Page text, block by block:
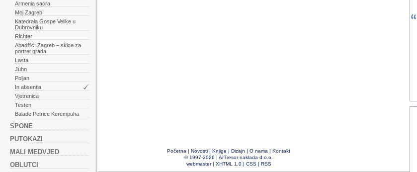
Armenia sacra
Moj Zagreb
Katedrala Gospe Velike u
Dubrovniku
Richter
Abadžić: Zagreb – skice za
portret grada
Lasta
Juhn
Poljan
In absentia
Vjetrenica
Testen
Balade Petrice Kerempuha
SPONE
PUTOKAZI
MALI MEDVJED
OBLUTCI
Početna | Novosti | Knjige | Dizajn | O nama | Kontakt
© 1997-2026 | ArTresor naklada d.o.o.
webmaster| XHTML 1.0| CSS| RSS